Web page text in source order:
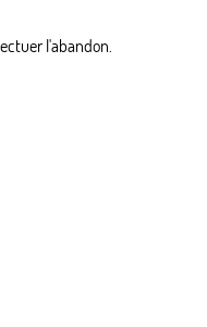
l'abandon.